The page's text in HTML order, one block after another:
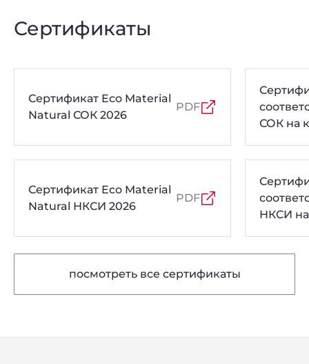
Сертификаты
Сертификат Eco Material
Natural СОК 2026
PDF
Сертификат Eco Material
Natural НКСИ 2026
PDF
СОК на
НКСИ
посмотреть все сертификаты